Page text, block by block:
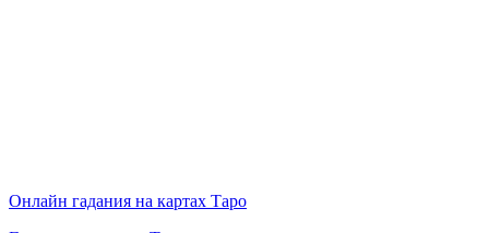
Онлайн гадания на картах Таро